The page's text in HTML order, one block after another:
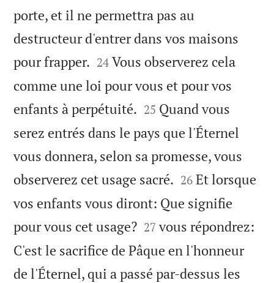
porte, et il ne permettra pas au
destructeur d'entrer dans vos maisons
pour frapper. 

24 Vous observerez cela
comme une loi pour vous et pour vos
enfants à perpétuité. 

25 Quand vous
serez entrés dans le pays que l'Éternel
vous donnera, selon sa promesse, vous
observerez cet usage sacré. 

26 Et lorsque
vos enfants vous diront: Que signifie
pour vous cet usage?
27 vous répondrez:
C'est le sacrifice de Pâque en l'honneur
de l'Éternel, qui a passé par-dessus les